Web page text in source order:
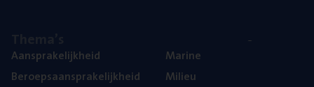
Aan­spra­ke­lijk­heid
Beroeps­aan­spra­ke­lijk­heid
Mari­ne
Mili­eu